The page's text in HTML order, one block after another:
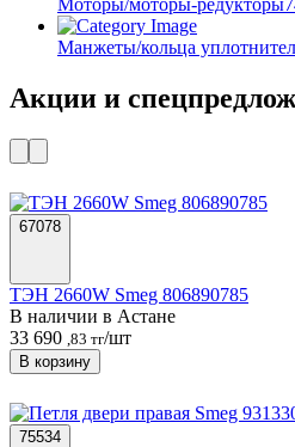
Манжеты/кольца
Акции и
67078
ТЭН 2660W Smeg 806890785
В наличии в Астанe
33 690 ,83 тг/шт
В корзину
75534